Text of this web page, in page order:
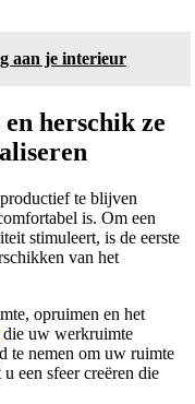
aan je interieur
herschik ze
te blijven
is. Om een
stimuleert, is de eerste
van het
opruimen en het
die uw werkruimte
te nemen om uw ruimte
een sfeer creëren die